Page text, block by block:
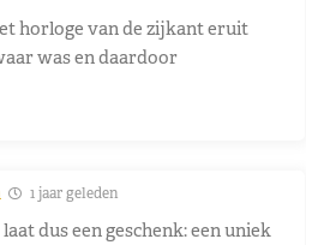
horloge van de zijkant eruit
was en daardoor
1 jaar geleden
dus een geschenk: een uniek